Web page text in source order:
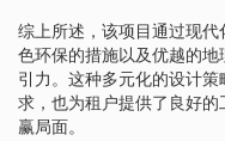
综上所述，该项目通过现
色环保的措施以及优越的
引力。这种多元化的设计
求，也为租户提供了良好
赢局面。